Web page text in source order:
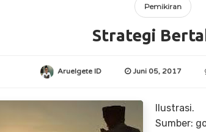
Pemikiran
Strategi
Aruelgete ID Juni 05, 2017
Ilustrasi.
Sumber: